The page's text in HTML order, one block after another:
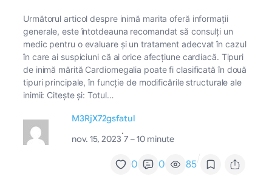
Următorul articol despre inimă marita oferă informații
generale, este întotdeauna recomandat să consulți un
medic pentru o evaluare și un tratament adecvat în cazul
în care ai suspiciuni că ai orice afecțiune cardiacă. Tipuri
de inimă mărită Cardiomegalia poate fi clasificată în două
tipuri principale, în funcție de modificările structurale ale
inimii: Citește și: Totul…
M3RjX72gsfatul
nov. 15, 2023
·
7 – 10 minute
0 0 85